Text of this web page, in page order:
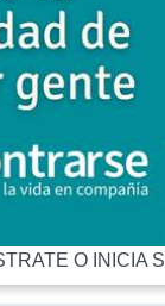
O INICIA